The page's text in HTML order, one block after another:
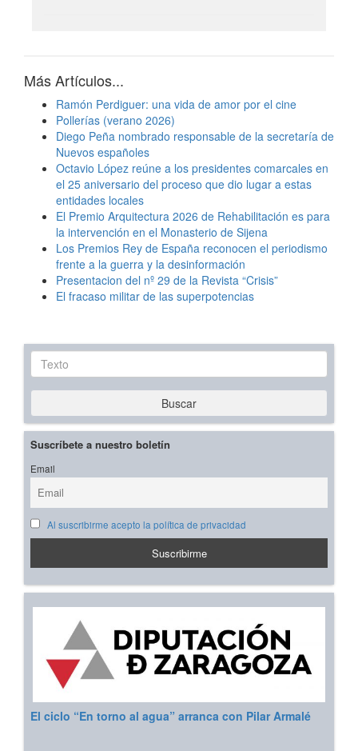
Más Artículos...
Ramón Perdiguer: una vida de amor por el cine
Pollerías (verano 2026)
Diego Peña nombrado responsable de la secretaría de
Nuevos españoles
Octavio López reúne a los presidentes comarcales en
el 25 aniversario del proceso que dio lugar a estas
entidades locales
El Premio Arquitectura 2026 de Rehabilitación es para
la intervención en el Monasterio de Sijena
Los Premios Rey de España reconocen el periodismo
frente a la guerra y la desinformación
Presentacion del nº 29 de la Revista “Crisis”
El fracaso militar de las superpotencias
Texto
Buscar
Suscríbete a nuestro boletín
Email
Al suscribirme acepto la política de privacidad
El ciclo “En torno al agua” arranca con Pilar Armalé